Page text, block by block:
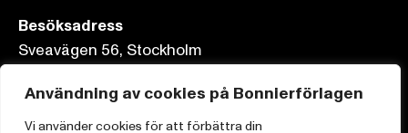
Användning av cookies på Bonnierförlagen
Vi använder cookies för att förbättra din
Besöksadress
Sveavägen 56, Stockholm
Postadress
Box 3159, 103 63 Stockholm